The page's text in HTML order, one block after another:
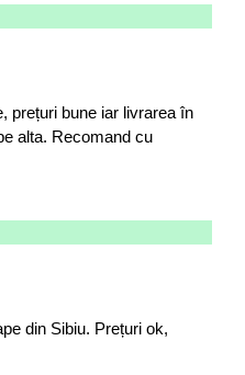
prețuri bune iar livrarea în
alta. Recomand cu
din Sibiu. Prețuri ok,